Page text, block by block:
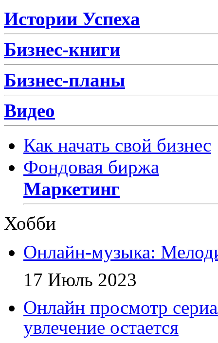
Истории Успеха
Бизнес-книги
Бизнес-планы
Видео
Как начать свой бизнес
Фондовая биржа
Маркетинг
Хобби
Онлайн-музыка:
17 Июль 2023
Онлайн просмотр
увлечение остается